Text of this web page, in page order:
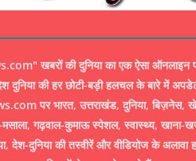
खबरों की दुनिया का एक ऐसा ऑनलाइन
दुनिया की हर छोटी-बड़ी हलचल के बारे में
पर भारत, उत्तराखंड, दुनिया, बिज़नेस,
गढ़वाल-कुमाऊ स्पेशल, स्वास्थ्य, खाना-
देश-दुनिया की तस्वीरें और वीडियोज के